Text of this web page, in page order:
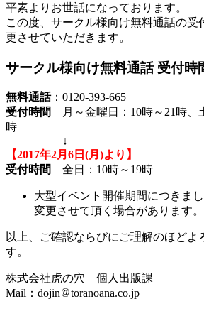
平素よりお世話になっております。
この度、サークル様向け無料通話の受
更させていただきます。
サークル様向け無料通話 受付時
無料通話：0120-393-665
受付時間
月～金曜日：10時～21時、
時
↓
【2017年2月6日(月)より】
受付時間
全日：10時～19時
大型イベント開催期間につきま
変更させて頂く場合があります。
以上、ご確認ならびにご理解のほどよ
す。
株式会社虎の穴 個人出版課
Mail：dojin
toranoana.co.jp